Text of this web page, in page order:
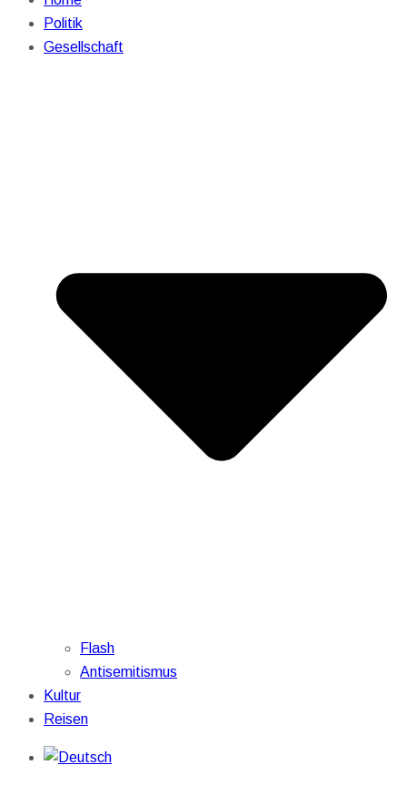
Politik
Gesellschaft
Flash
Antisemitismus
Kultur
Reisen